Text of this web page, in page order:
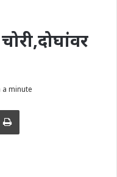
a minute
Print